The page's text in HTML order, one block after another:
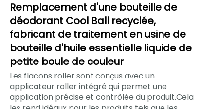
Remplacement d'une bouteille de
déodorant Cool Ball recyclée,
fabricant de traitement en usine de
bouteille d'huile essentielle liquide de
petite boule de couleur
Les flacons roller sont conçus avec un
applicateur roller intégré qui permet une
application précise et contrôlée du produit.Cela